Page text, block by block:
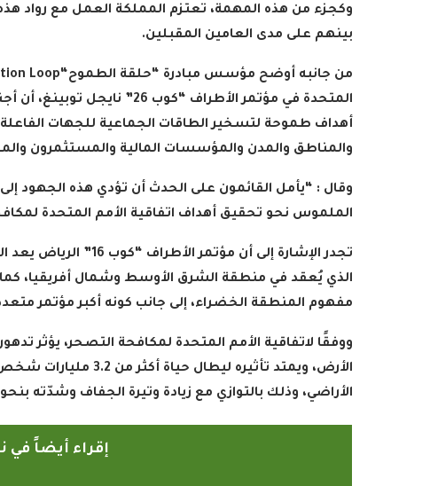
وكجزء من هذه المهمة، تعتزم المملكة العمل مع رواد هذه
بينهم على مدى العامين المقبلين.
من جانبه أوضح مؤسس مبادرة “حلقة الطموح“Ambition Loop
أهداف طموحة لتسخير الطاقات الجماعية للجهات
والمناطق والمدن والمؤسسات المالية والمستثمرون
وقال : “يأمل القائمون على الحدث أن تؤدي هذه الجهود
الملموس نحو تحقيق أهداف اتفاقية الأمم المتحدة
تجدر الإشارة إلى أن
الذي يُعقد في منطقة الشرق الأوسط وشمال أفريقيا، كما
مفهوم المنطقة الخضراء، إلى جانب كونه أكبر مؤتمر
الأراضي، وذلك بالتوازي مع زيادة وتيرة الجفاف وشدّته بنحو
إقراء أيضاً